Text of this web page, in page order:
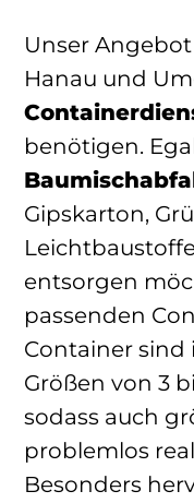
Unser
Hanau und
benötigen.
Gipskarton,
entsorgen
passenden
Container sind
Größen von 3
sodass auch
problemlos
Besonders